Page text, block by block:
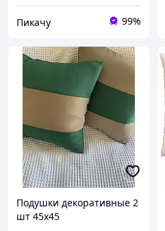
Пикачу 99%
Подушки декоративные 2
шт 45х45